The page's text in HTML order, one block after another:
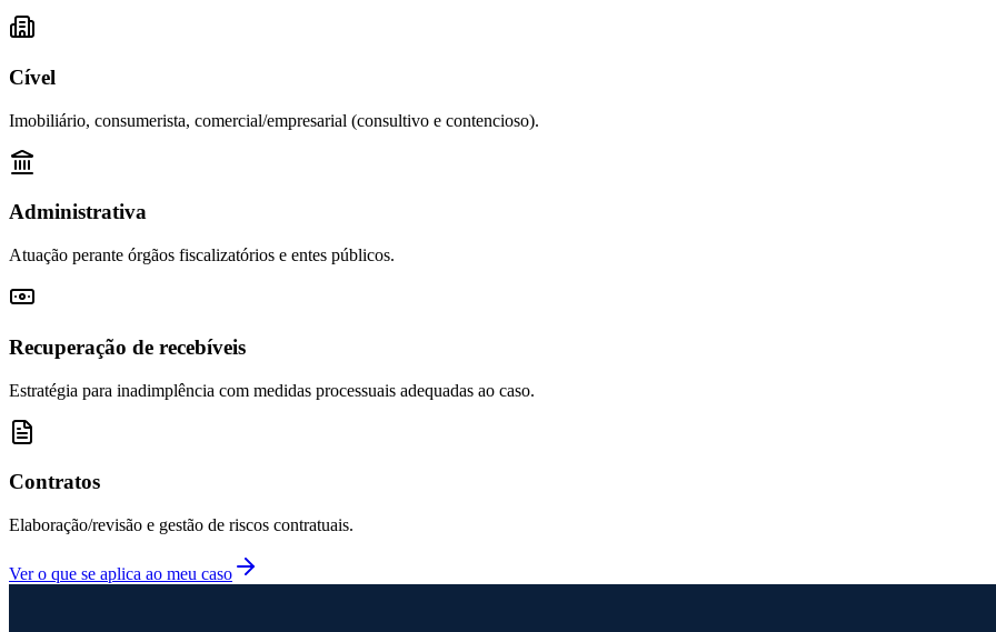
Cível
Imobiliário, consumerista, comercial/empresarial (consultivo e contencioso).
Administrativa
Atuação perante órgãos fiscalizatórios e entes públicos.
Recuperação de recebíveis
Estratégia para inadimplência com medidas processuais adequadas ao caso.
Contratos
Elaboração/revisão e gestão de riscos contratuais.
Ver o que se aplica ao meu caso